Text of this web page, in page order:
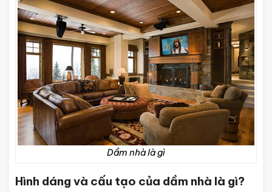
Dầm nhà là gì
Hình dáng và cấu tạo của dầm nhà là gì?